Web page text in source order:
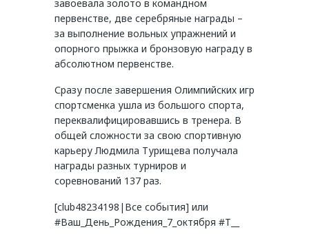
завоевала золото в командном
первенстве, две серебряные награды –
за выполнение вольных упражнений и
опорного прыжка и бронзовую награду в
абсолютном первенстве.
Сразу после завершения Олимпийских игр
спортсменка ушла из большого спорта,
переквалифицировавшись в тренера. В
общей сложности за свою спортивную
карьеру Людмила Турищева получала
награды разных турниров и
соревнований 137 раз.
[club48234198|Все события] или
#Ваш_День_Рождения_7_октября #Т__